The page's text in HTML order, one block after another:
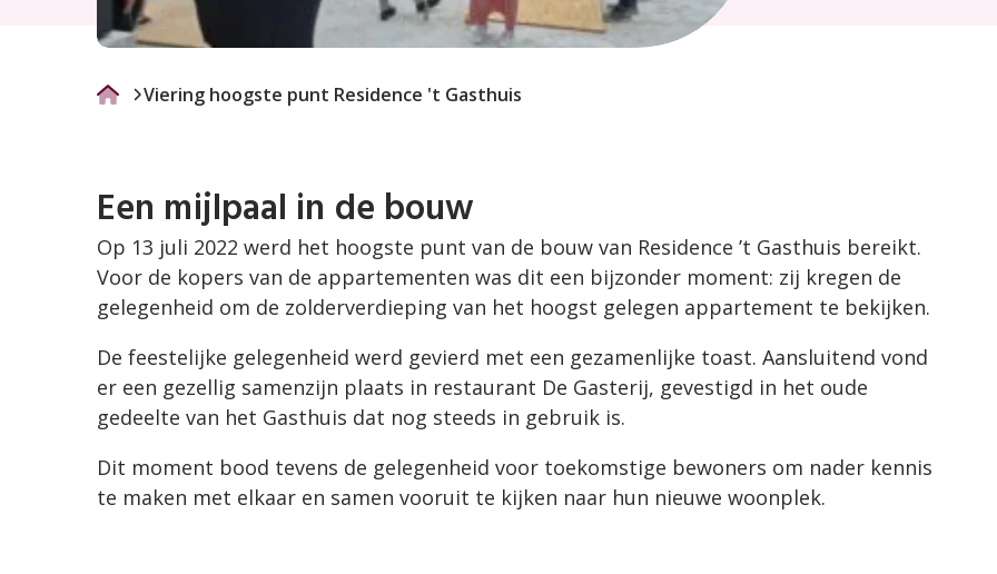
Viering hoogste punt Residence 't Gasthuis
Een mijlpaal in de bouw
Op 13 juli 2022 werd het hoogste punt van de bouw van Residence ’t Gasthuis bereikt.
Voor de kopers van de appartementen was dit een bijzonder moment: zij kregen de
gelegenheid om de zolderverdieping van het hoogst gelegen appartement te bekijken.
De feestelijke gelegenheid werd gevierd met een gezamenlijke toast. Aansluitend vond
er een gezellig samenzijn plaats in restaurant De Gasterij, gevestigd in het oude
gedeelte van het Gasthuis dat nog steeds in gebruik is.
Dit moment bood tevens de gelegenheid voor toekomstige bewoners om nader kennis
te maken met elkaar en samen vooruit te kijken naar hun nieuwe woonplek.